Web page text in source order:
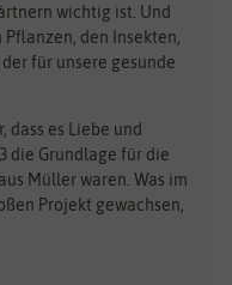
Dürr-Samen
elho
Feldsaaten Freudenberger
Fertil
Flora Elite
wichtig ist. Und
den Insekten,
für unsere gesunde
dass es Liebe und
die Grundlage für die
Müller waren. Was im
Projekt gewachsen,